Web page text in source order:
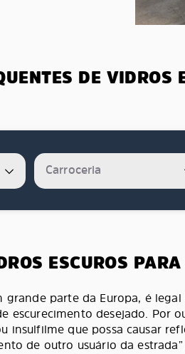
DE VIDROS
ESCUROS
grande parte da Europa, é
escurecimento desejado. Por
insulfilme que possa causar
de outro usuário da estrada”